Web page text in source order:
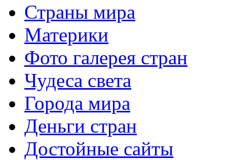
Страны мира
Материки
Фото галерея стран
Чудеса света
Города мира
Деньги стран
Достойные сайты